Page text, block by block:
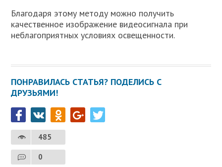
Благодаря этому методу можно получить
качественное изображение видеосигнала при
неблагоприятных условиях освещенности.
ПОНРАВИЛАСЬ СТАТЬЯ? ПОДЕЛИСЬ С
ДРУЗЬЯМИ!
485
0